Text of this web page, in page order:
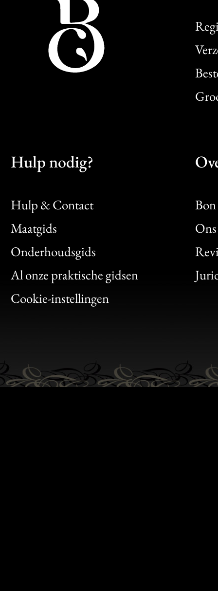
Hulp nodig?
Hulp & Contact
Maatgids
Onderhoudsgids
Al onze praktische gidsen
Cookie-instellingen
Bon
Clic